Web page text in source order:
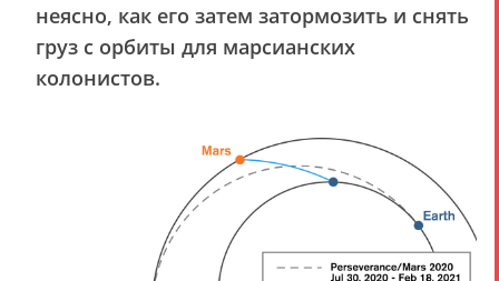
неясно, как его затем затормозить и снять
груз с орбиты для марсианских
колонистов.